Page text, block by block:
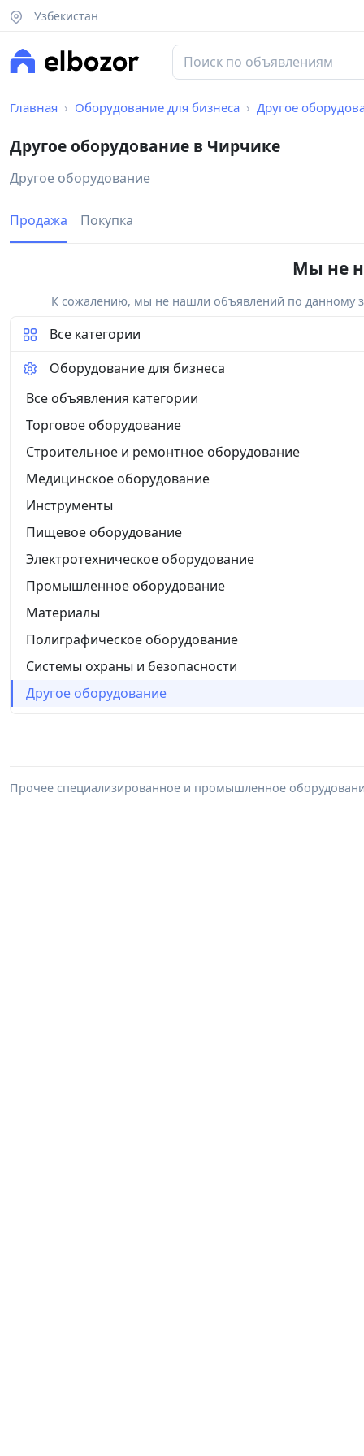
Узбекистан
Главная Оборудование для бизнеса Другое
Другое оборудование в Чирчике
Другое оборудование
Продажа Покупка
Мы не
К сожалению, мы не нашли объявлений по данному
Все категории
Оборудование для бизнеса
Все объявления категории
Торговое оборудование
Строительное и ремонтное оборудование
Медицинское оборудование
Инструменты
Пищевое оборудование
Электротехническое оборудование
Промышленное оборудование
Материалы
Полиграфическое оборудование
Системы охраны и безопасности
Другое оборудование
Прочее специализированное и промышленное